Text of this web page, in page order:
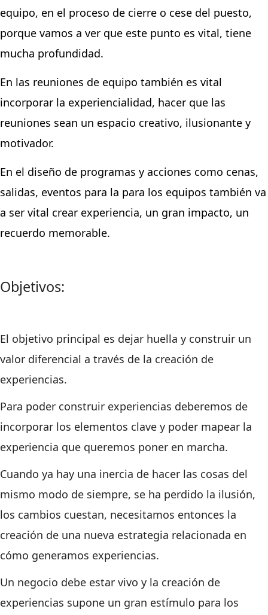
equipo, en el proceso de cierre o cese del puesto,
porque vamos a ver que este punto es vital, tiene
mucha profundidad.
En las reuniones de equipo también es vital
incorporar la experiencialidad, hacer que las
reuniones sean un espacio creativo, ilusionante y
motivador.
En el diseño de programas y acciones como cenas,
salidas, eventos para la para los equipos también va
a ser vital crear experiencia, un gran impacto, un
recuerdo memorable.
Objetivos:
El objetivo principal es dejar huella y construir un
valor diferencial a través de la creación de
experiencias.
Para poder construir experiencias deberemos de
incorporar los elementos clave y poder mapear la
experiencia que queremos poner en marcha.
Cuando ya hay una inercia de hacer las cosas del
mismo modo de siempre, se ha perdido la ilusión,
los cambios cuestan, necesitamos entonces la
creación de una nueva estrategia relacionada en
cómo generamos experiencias.
Un negocio debe estar vivo y la creación de
experiencias supone un gran estímulo para los